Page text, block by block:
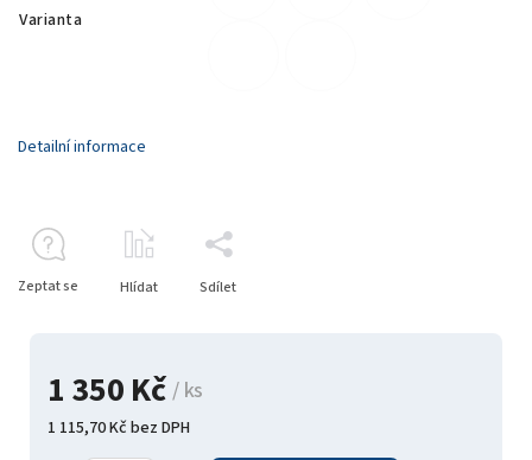
Varianta
1 350 Kč/ ks
1 115,70 Kč bez DPH
Detailní informace
Zeptat se Hlídat Sdílet